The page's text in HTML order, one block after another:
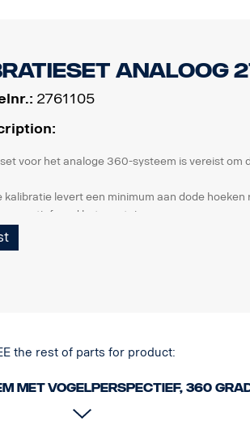
analoog
2761105
voor het analoge 360-systeem is vereist om
kalibratie levert een minimum aan dode
rond het voertuig.
het analoge 360-systeem
the rest of parts for product:
met vogelperspectief, 360